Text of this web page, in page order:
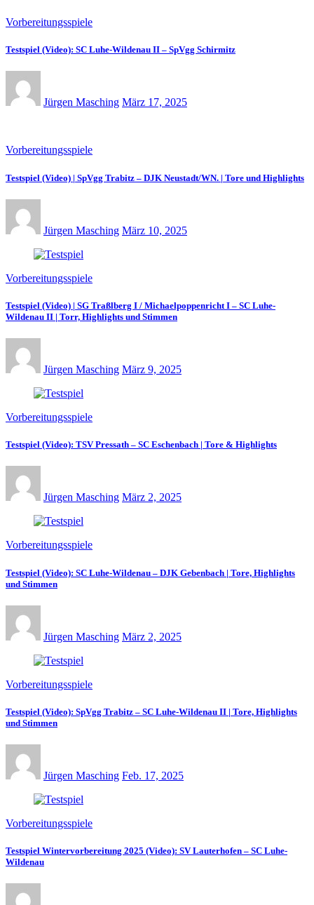
Vorbereitungsspiele
Testspiel (Video): SC Luhe-Wildenau II – SpVgg Schirmitz
Jürgen Masching März 17, 2025
Vorbereitungsspiele
Testspiel (Video) | SpVgg Trabitz – DJK Neustadt/WN. | Tore und Highlights
Jürgen Masching März 10, 2025
Vorbereitungsspiele
Testspiel (Video) | SG Traßlberg I / Michaelpoppenricht I – SC Luhe-
Wildenau II | Torr, Highlights und Stimmen
Jürgen Masching März 9, 2025
Vorbereitungsspiele
Testspiel (Video): TSV Pressath – SC Eschenbach | Tore & Highlights
Jürgen Masching März 2, 2025
Vorbereitungsspiele
Testspiel (Video): SC Luhe-Wildenau – DJK Gebenbach | Tore, Highlights
und Stimmen
Jürgen Masching März 2, 2025
Vorbereitungsspiele
Testspiel (Video): SpVgg Trabitz – SC Luhe-Wildenau II | Tore, Highlights
und Stimmen
Jürgen Masching Feb. 17, 2025
Vorbereitungsspiele
Testspiel Wintervorbereitung 2025 (Video): SV Lauterhofen – SC Luhe-
Wildenau